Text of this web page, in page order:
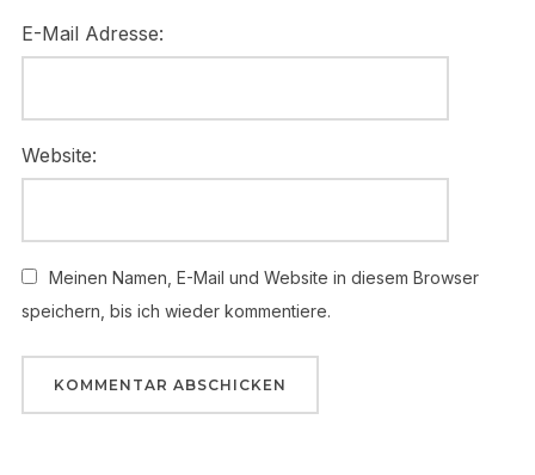
E-Mail Adresse:
Website:
Meinen Namen, E-Mail und Website in diesem Browser
speichern, bis ich wieder kommentiere.